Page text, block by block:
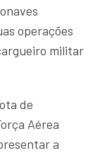
operações
militar
de
Aérea
a